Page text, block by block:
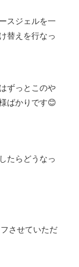
スジェルを一
替えを行なっ
ずっとこのや
ばかりです😊
たらどうなっ
させていただ